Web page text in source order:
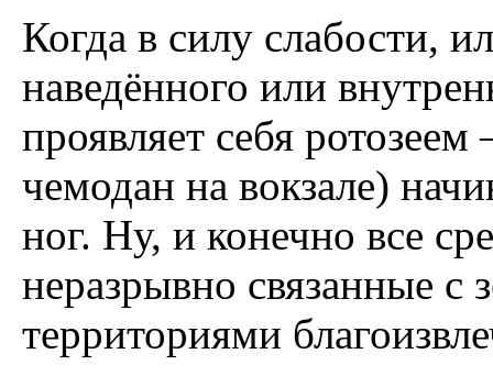
Когда в силу слабости,
наведённого или
проявляет себя
чемодан на вокзале)
ног. Ну, и конечно все
неразрывно связанные с
территориями